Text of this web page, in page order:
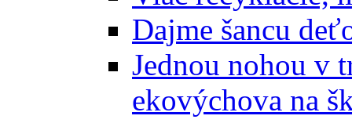
Dajme šancu
Jednou nohou v
ekovýchova na